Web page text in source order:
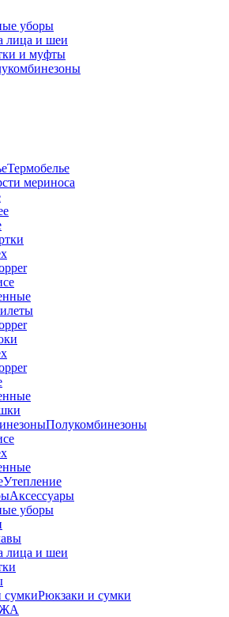
уборы
лица и шеи
и муфты
Термобелье
мериноса
Полукомбинезоны
Утепление
Аксессуары
уборы
лица и шеи
Рюкзаки и сумки